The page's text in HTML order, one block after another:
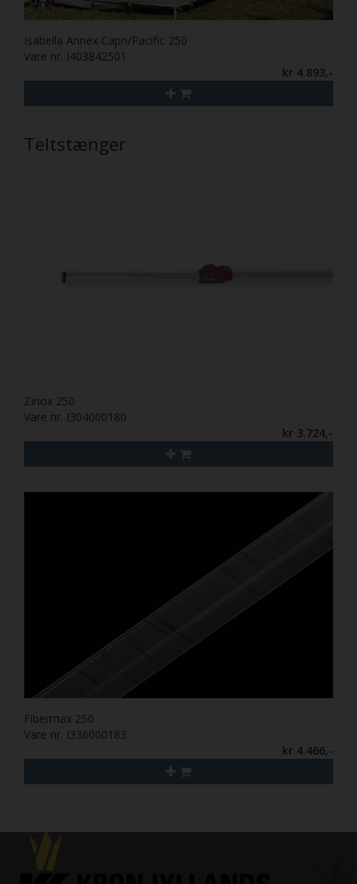
Isabella Annex Capri/Pacific 250
Vare nr. I403842501
kr 4.893,-
Teltstænger
Zinox 250
Vare nr. I304000180
kr 3.724,-
Fibermax 250
Vare nr. I336000183
kr 4.466,-